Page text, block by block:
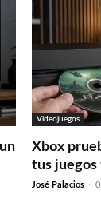
Videojuegos
Xbox
tus juegos
José Palacios -